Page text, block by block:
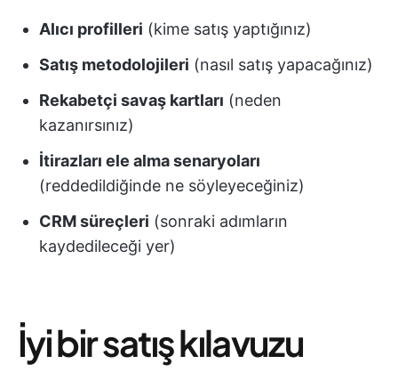
Alıcı profilleri (kime satış yaptığınız)
Satış metodolojileri (nasıl satış yapacağınız)
Rekabetçi savaş kartları (neden
kazanırsınız)
İtirazları ele alma senaryoları
(reddedildiğinde ne söyleyeceğiniz)
CRM süreçleri (sonraki adımların
kaydedileceği yer)
İyi bir satış kılavuzu